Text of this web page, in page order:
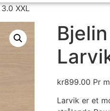
XXL
kr899.00 Pr
Larvik er et